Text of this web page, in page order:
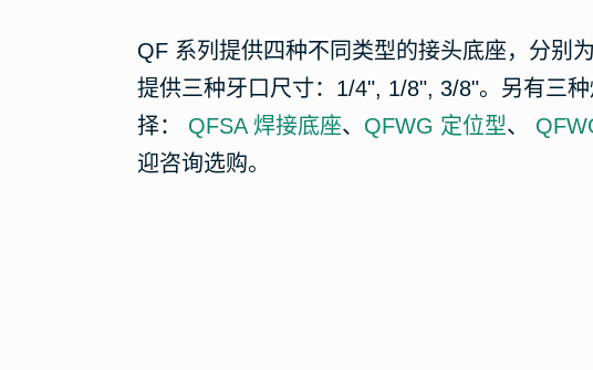
QF 系列提供四种不同类型的接头底座，分别为
提供三种牙口尺寸：1/4", 1/8", 3/8"。另有三
择： QFSA 焊接底座、 QFWG 定位型、
迎咨询选购。